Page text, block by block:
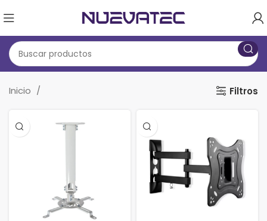
Inicio Filtros